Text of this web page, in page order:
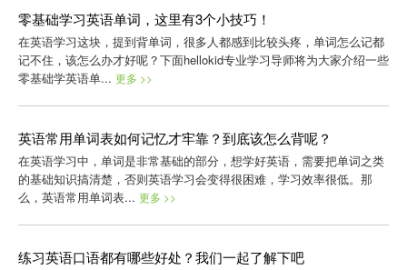
零基础学习英语单词，这里有3个小技巧！
在英语学习这块，提到背单词，很多人都感到比较头疼，单词怎么记都
记不住，该怎么办才好呢？下面hellokid专业学习导师将为大家介绍一些
零基础学英语单... 更多 >>
英语常用单词表如何记忆才牢靠？到底该怎么背呢？
在英语学习中，单词是非常基础的部分，想学好英语，需要把单词之类
的基础知识搞清楚，否则英语学习会变得很困难，学习效率很低。那
么，英语常用单词表... 更多 >>
练习英语口语都有哪些好处？我们一起了解下吧